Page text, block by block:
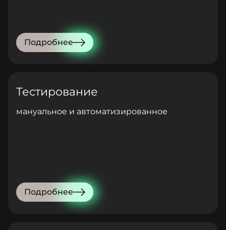
Подробнее
Тестирование
мануальное и автоматизированное
Подробнее